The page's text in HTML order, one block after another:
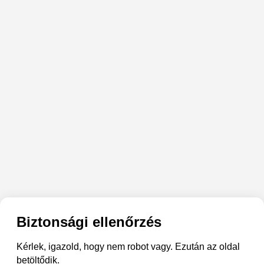
Biztonsági ellenőrzés
Kérlek, igazold, hogy nem robot vagy. Ezután az oldal
betöltődik.